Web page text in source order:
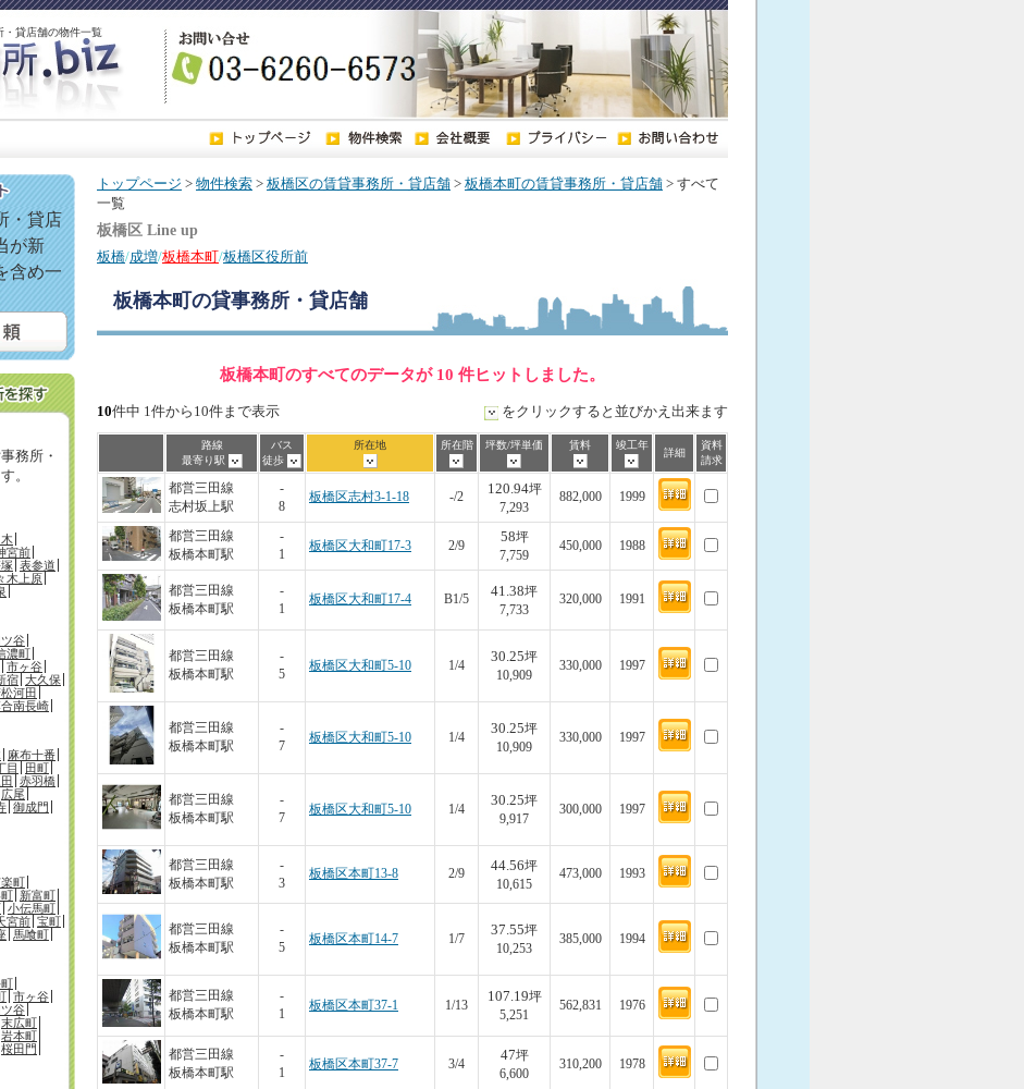
・貸店舗の物件一覧
トップページ > 物件検索 > 板橋区の賃貸事務所・貸店舗 > 板橋本町の賃貸事務所・貸店舗 > すべて
一覧
板橋区 Line up
板橋/成増/板橋本町 /板橋区役所前
板橋本町 の貸事務所・貸店舗
板橋本町のすべてのデータが 10 件ヒットしました。
10件中 1件から10件まで表示 をクリックすると並びかえ出来ます
路線
最寄り駅
バス
徒歩
所在地 所在階 坪数/坪単価 賃料 竣工年
詳細
資料
請求
都営三田線
志村坂上駅
-
8
板橋区志村3-1-18 -/2
120.94坪
7,293
882,000 1999
都営三田線
板橋本町駅
-
1
板橋区大和町17-3 2/9
58坪
7,759
450,000 1988
都営三田線
板橋本町駅
-
1
板橋区大和町17-4 B1/5
41.38坪
7,733
320,000 1991
都営三田線
板橋本町駅
-
5
板橋区大和町5-10 1/4
30.25坪
10,909
330,000 1997
都営三田線
板橋本町駅
-
7
板橋区大和町5-10 1/4
30.25坪
10,909
330,000 1997
都営三田線
板橋本町駅
-
7
板橋区大和町5-10 1/4
30.25坪
9,917
300,000 1997
都営三田線
板橋本町駅
-
3
板橋区本町13-8 2/9
44.56坪
10,615
473,000 1993
都営三田線
板橋本町駅
-
5
板橋区本町14-7 1/7
37.55坪
10,253
385,000 1994
都営三田線
板橋本町駅
-
1
板橋区本町37-1 1/13
107.19坪
5,251
562,831 1976
都営三田線
板橋本町駅
-
1
板橋区本町37-7 3/4
47坪
6,600
310,200 1978
・貸店
が新
含め一
務所・
。
宮前
表参道
木上原
ツ谷
濃町
市ヶ谷
宿 大久保
河田
南長崎
麻布十番
目
田町
赤羽橋
広尾
御成門
町
町 新富町
小伝馬町
宮前 宝町
馬喰町
市ヶ谷
ツ谷
末広町
岩本町
桜田門